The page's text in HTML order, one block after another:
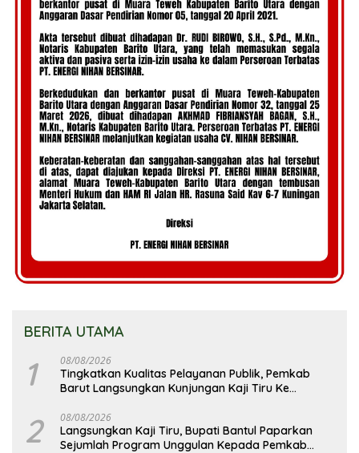
BERITA UTAMA
1 08/08/2026
Tingkatkan Kualitas Pelayanan Publik, Pemkab
Barut Langsungkan Kunjungan Kaji Tiru Ke
2 08/08/2026
Langsungkan Kaji Tiru, Bupati Bantul Paparkan
Sejumlah Program Unggulan Kepada Pemkab